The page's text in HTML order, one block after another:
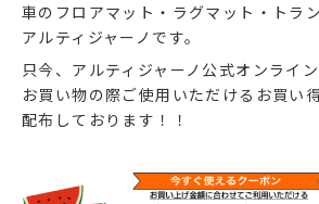
車のフロアマット・ラグマット・トラ
アルティジャーノです。
只今、アルティジャーノ公式オンライン
お買い物の際ご使用いただけるお買い
配布しております！！